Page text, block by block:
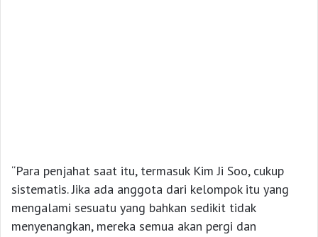
“Para penjahat saat itu, termasuk Kim Ji Soo, cukup
sistematis. Jika ada anggota dari kelompok itu yang
mengalami sesuatu yang bahkan sedikit tidak
menyenangkan, mereka semua akan pergi dan